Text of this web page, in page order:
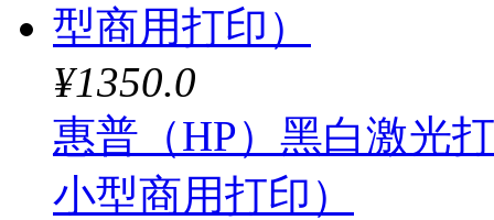
¥1350.0
惠普（HP）黑白激光
小型商用打印）